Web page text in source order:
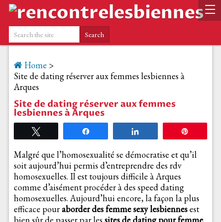
Home >
Site de dating réserver aux femmes lesbiennes à
Arques
Site de dating réserver aux femmes
lesbiennes à Arques
Malgré que l’homosexualité se démocratise et qu’il
soit aujourd’hui permis d’entreprendre des rdv
homosexuelles. Il est toujours difficile à Arques
comme d’aisément procéder à des speed dating
homosexuelles. Aujourd’hui encore, la façon la plus
efficace pouraborder des femme sexy lesbiennesest